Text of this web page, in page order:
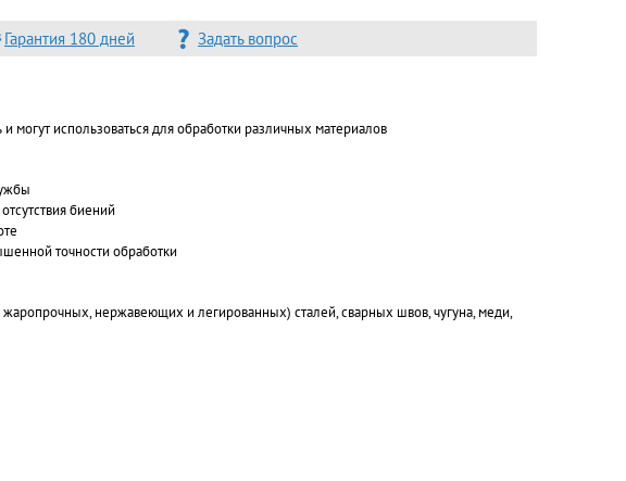
Гарантия 180 дней Задать вопрос
использоваться для обработки различных материалов
биений
точности обработки
нержавеющих и легированных) сталей, сварных швов, чугуна, меди,